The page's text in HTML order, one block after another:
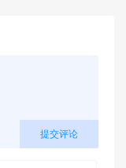
提交评论